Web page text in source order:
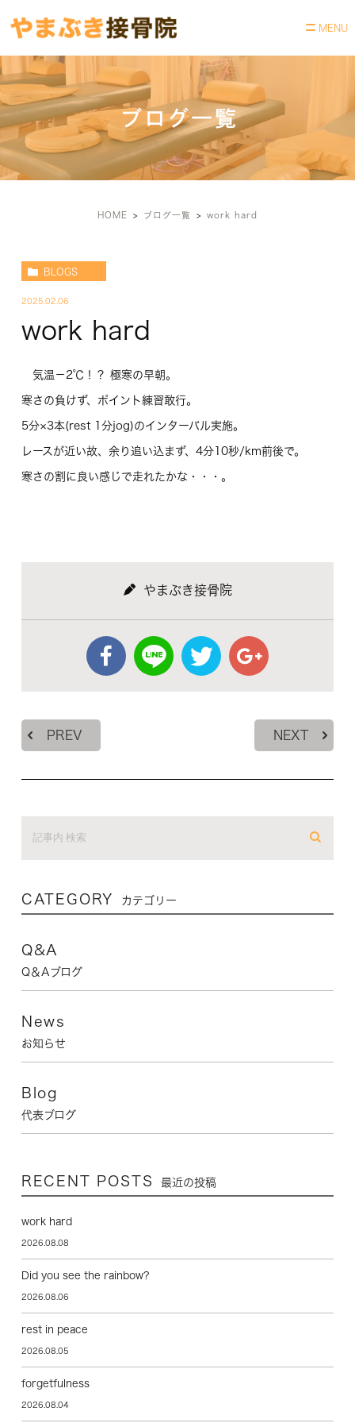
ブログ一覧
HOME ブログ一覧 work hard
BLOGS
2025.02.06
work hard
気温－2℃！？ 極寒の早朝。
寒さの負けず、ポイント練習敢行。
5分×3本(rest 1分jog)のインターバル実施。
レースが近い故、余り追い込まず、4分10秒/km前後で。
寒さの割に良い感じで走れたかな・・・。
やまぶき接骨院
PREV NEXT
CATEGORY カテゴリー
Q&A
Q＆Aブログ
News
お知らせ
Blog
代表ブログ
RECENT POSTS 最近の投稿
work hard
2026.08.08
Did you see the rainbow?
2026.08.06
rest in peace
2026.08.05
forgetfulness
2026.08.04